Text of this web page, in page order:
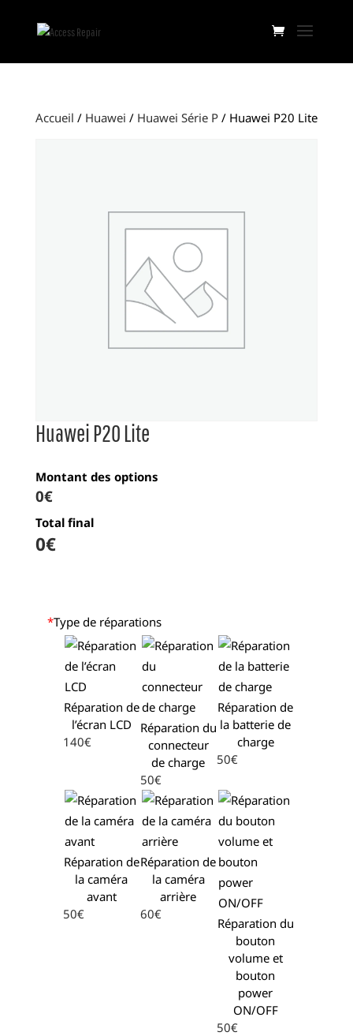
Accueil / Huawei / Huawei Série P/ Huawei P20 Lite
Huawei P20 Lite
Montant des options
0€
Total final
0€
*Type de réparations
Réparation de
l’écran LCD
140€
Réparation du
connecteur
de charge
50€
Réparation de
la batterie de
charge
50€
Réparation de
la caméra
avant
50€
Réparation de
la caméra
arrière
60€
Réparation du
bouton
volume et
bouton
power
ON/OFF
50€